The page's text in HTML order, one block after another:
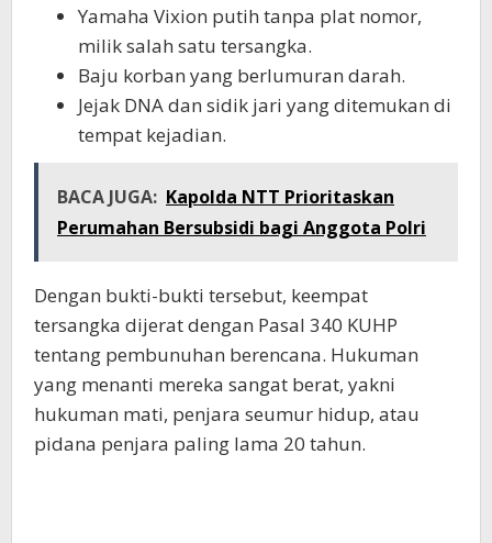
Yamaha Vixion putih tanpa plat nomor,
milik salah satu tersangka.
Baju korban yang berlumuran darah.
Jejak DNA dan sidik jari yang ditemukan di
tempat kejadian.
BACA JUGA: Kapolda NTT Prioritaskan
Perumahan Bersubsidi bagi Anggota Polri
Dengan bukti-bukti tersebut, keempat
tersangka dijerat dengan Pasal 340 KUHP
tentang pembunuhan berencana. Hukuman
yang menanti mereka sangat berat, yakni
hukuman mati, penjara seumur hidup, atau
pidana penjara paling lama 20 tahun.